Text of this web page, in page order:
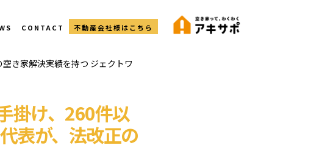
CONTACT 不動産会社様はこちら
き家解決実績を持つ ジェクトワ
掛け、260件以
表が、法改正の